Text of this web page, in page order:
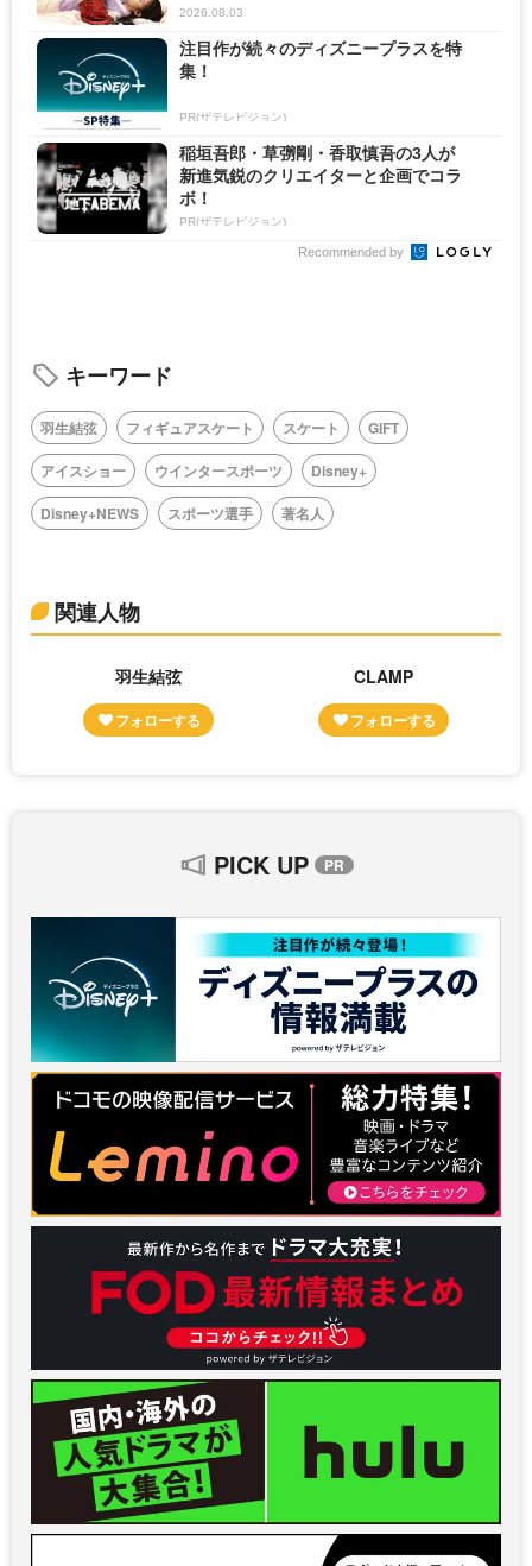
2026.08.03
注目作が続々のディズニープラスを特
集！
PR(ザテレビジョン)
稲垣吾郎・草彅剛・香取慎吾の3人が
新進気鋭のクリエイターと企画でコラ
ボ！
PR(ザテレビジョン)
Recommended by
キーワード
羽生結弦 フィギュアスケート スケート
GIFT
アイスショー
ウインタースポーツ
Disney+
Disney+NEWS
スポーツ選手 著名人
関連人物
羽生結弦 CLAMP
PICK UP